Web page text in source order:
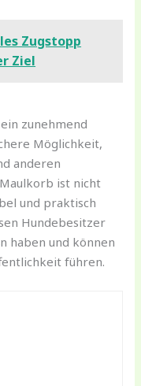
Zugstopp
Ziel
zunehmend
Möglichkeit,
anderen
ist nicht
und praktisch
Hundebesitzer
haben und können
führen.